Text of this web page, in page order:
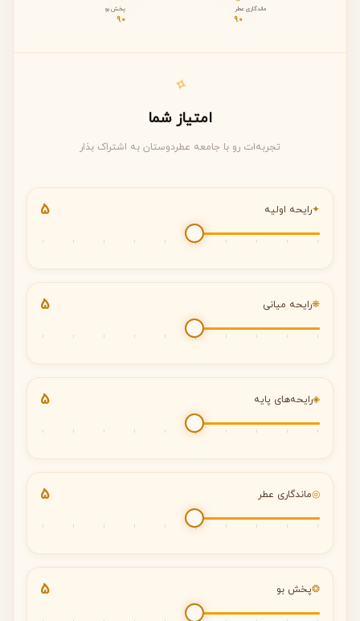
ماندگاری عطر
9.0
پخش بو
9.0
شیشه و بسته‌بندی: 7.0 از ۱۰
✧
امتیاز شما
تجربه‌ات رو با جامعه عطردوستان به اشتراک بذار
✦رایحه اولیه 5
❋رایحه میانی 5
◈رایحه‌های پایه 5
◎ماندگاری عطر 5
❂پخش بو 5